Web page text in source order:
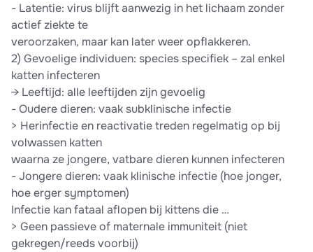
- Latentie: virus blijft aanwezig in het lichaam zonder
actief ziekte te
veroorzaken, maar kan later weer opflakkeren.
2) Gevoelige individuen: species specifiek – zal enkel
katten infecteren
→ Leeftijd: alle leeftijden zijn gevoelig
- Oudere dieren: vaak subklinische infectie
> Herinfectie en reactivatie treden regelmatig op bij
volwassen katten
waarna ze jongere, vatbare dieren kunnen infecteren
- Jongere dieren: vaak klinische infectie (hoe jonger,
hoe erger symptomen)
Infectie kan fataal aflopen bij kittens die …
> Geen passieve of maternale immuniteit (niet
gekregen/reeds voorbij)